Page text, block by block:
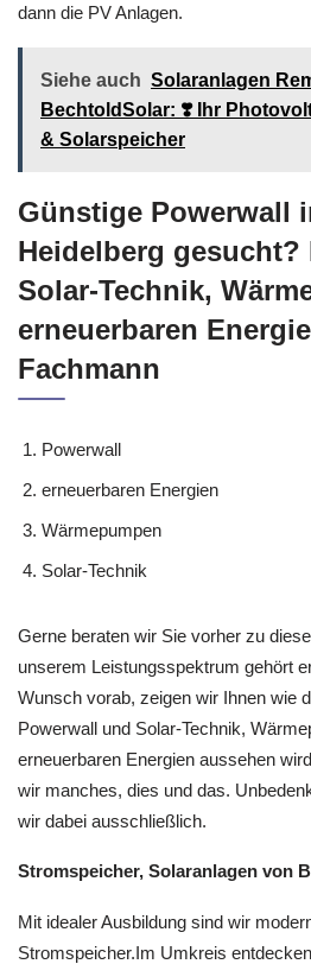
dann die PV Anlagen.
Siehe auch Solaranlagen
BechtoldSolar: ❣️ Ihr
& Solarspeicher
Günstige Powerwall
Heidelberg
Solar-Technik,
erneuerbaren
Fachmann
Powerwall
erneuerbaren Energien
Wärmepumpen
Solar-Technik
Gerne beraten wir Sie vorher zu
unserem Leistungsspektrum gehört
Wunsch vorab, zeigen wir Ihnen wie
Powerwall und Solar-Technik,
erneuerbaren Energien aussehen
wir manches, dies und das.
wir dabei ausschließlich.
Stromspeicher, Solaranlagen von
Mit idealer Ausbildung sind wir
Stromspeicher.Im Umkreis